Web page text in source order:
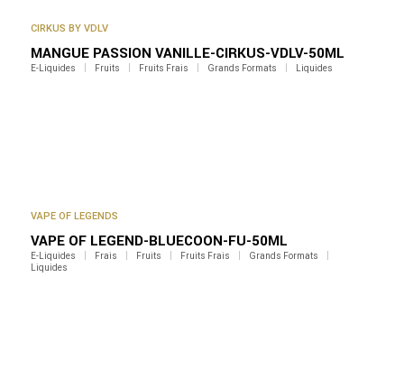
CIRKUS BY VDLV
MANGUE PASSION VANILLE-CIRKUS-VDLV-50ML
E-Liquides Fruits Fruits Frais Grands Formats Liquides
VAPE OF LEGENDS
VAPE OF LEGEND-BLUECOON-FU-50ML
E-Liquides Frais Fruits Fruits Frais
Grands Formats
Liquides